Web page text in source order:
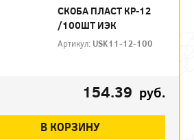
СКОБА ПЛАСТ КР-12
/100ШТ ИЭК
Артикул: USK11-12-100
154.39 руб.
В КОРЗИНУ